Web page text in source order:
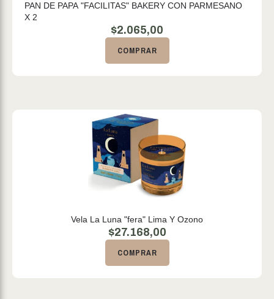
PAN DE PAPA "FACILITAS" BAKERY CON PARMESANO
X 2
$2.065,00
COMPRAR
Vela La Luna "fera" Lima Y Ozono
$27.168,00
COMPRAR